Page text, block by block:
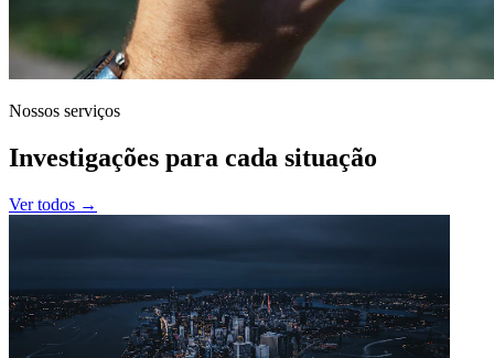
Nossos serviços
Investigações para cada situação
Ver todos →